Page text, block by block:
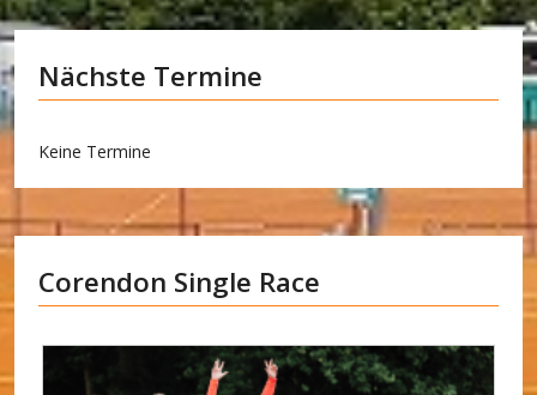
Nächste Termine
Keine Termine
Corendon Single Race